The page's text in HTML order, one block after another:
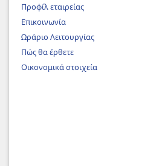
Προφίλ εταιρείας
Επικοινωνία
Ωράριο Λειτουργίας
Πώς θα έρθετε
Οικονομικά στοιχεία